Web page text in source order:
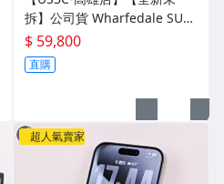
拆】公司貨 Wharfedale SUPE
R LINTON Heritage 特仕版書
架喇叭 胡桃木 被動喇叭 三路
分音 原廠保固內
$ 59,800
直購
超人氣賣家